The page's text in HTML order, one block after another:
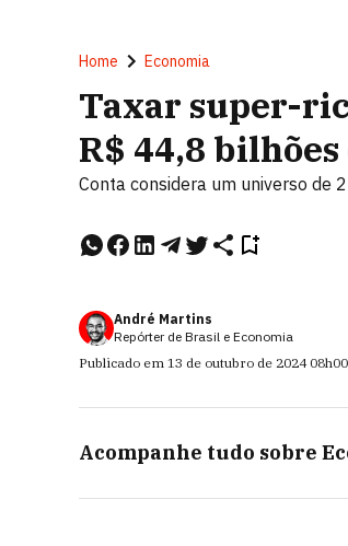
Home Economia
Taxar super-
R$ 44,8
Conta considera um universo de
André Martins
Repórter de Brasil e Economia
Publicado em 13 de outubro de 2024 08h00
Acompanhe tudo sobre